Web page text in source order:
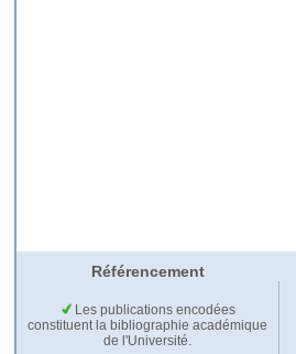
Référencement
Les publications encodées
constituent la bibliographie académique
de l'Université.